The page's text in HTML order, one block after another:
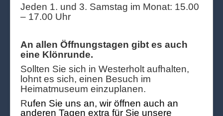
Jeden 1. und 3. Samstag im Monat: 15.00
– 17.00 Uhr
An allen Öffnungstagen gibt es auch
eine Klönrunde.
Sollten Sie sich in Westerholt aufhalten,
lohnt es sich, einen Besuch im
Heimatmuseum einzuplanen.
Rufen Sie uns an, wir öffnen auch an
anderen Tagen extra für Sie unsere